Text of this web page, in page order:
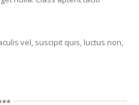
vel, suscipit quis, luctus non,